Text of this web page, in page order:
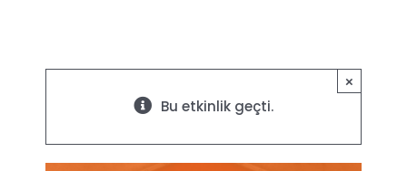
×
Bu etkinlik geçti.